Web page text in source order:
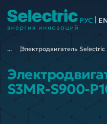
РУС
... Электродвигатель
S3MR-S900-